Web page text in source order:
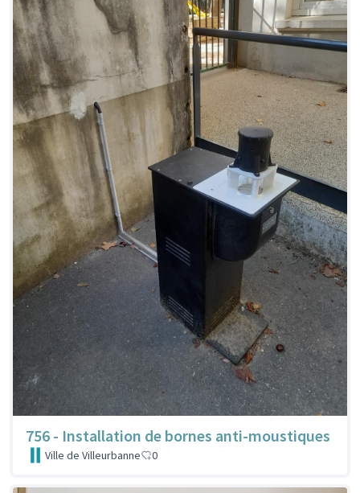
756 - Installation de bornes anti-moustiques
Ville de Villeurbanne 0